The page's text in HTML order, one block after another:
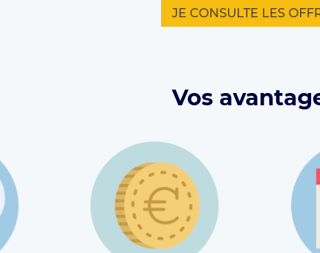
JE CONSULTE LES
Vos